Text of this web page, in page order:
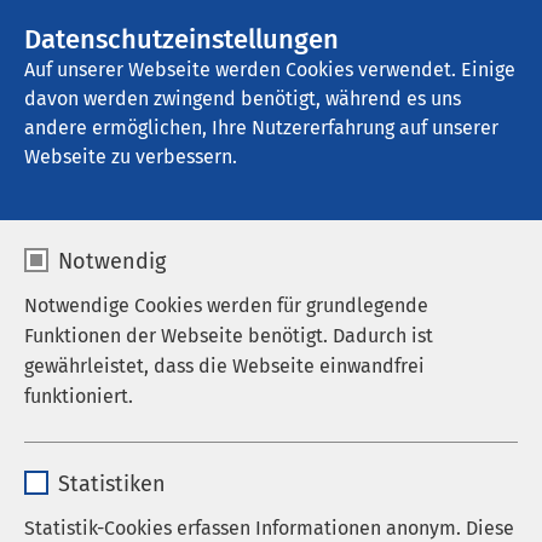
Datenschutzeinstellungen
Auf unserer Webseite werden Cookies verwendet. Einige
davon werden zwingend benötigt, während es uns
andere ermöglichen, Ihre Nutzererfahrung auf unserer
Webseite zu verbessern.
Notwendig
Notwendige Cookies werden für grundlegende
Funktionen der Webseite benötigt. Dadurch ist
gewährleistet, dass die Webseite einwandfrei
funktioniert.
Anbieter sgalinski
Statistiken
Statistik-Cookies erfassen Informationen anonym. Diese
AMEOS Klinikum Fehmarn
Ergebnisse Ihrer Suche
Nutzen Sie dieses Feld, um Ihre Suche zu